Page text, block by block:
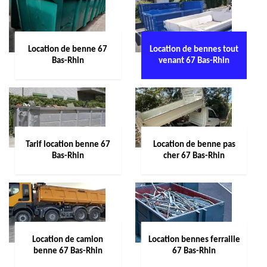
Location de benne 67
Bas-Rhin
Location de bennes tout
venant 67 Bas-Rhin
Tarif location benne 67
Bas-Rhin
Location de benne pas
cher 67 Bas-Rhin
Location de camion
benne 67 Bas-Rhin
Location bennes ferraille
67 Bas-Rhin